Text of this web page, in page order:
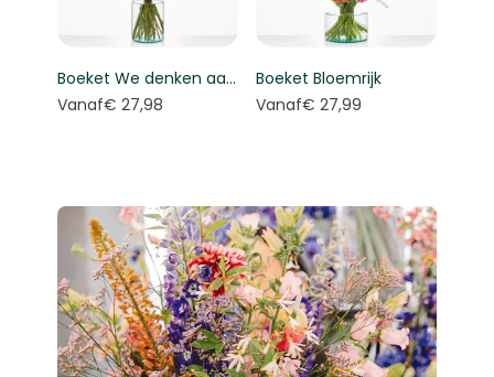
Boeket We denken aan je
Vanaf€ 27,98
Boeket Bloemrijk
Vanaf€ 27,99